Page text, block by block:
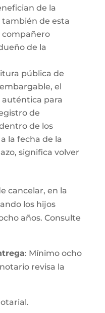
de la
también de esta
compañero
de la
pública de
el
para
de
de los
la fecha de la
significa volver
cancelar, en la
los hijos
años. Consulte
: Mínimo ocho
revisa la